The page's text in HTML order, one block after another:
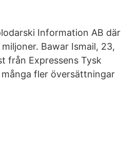
Information AB där
Bawar Ismail, 23,
från Expressens Tysk
fler översättningar